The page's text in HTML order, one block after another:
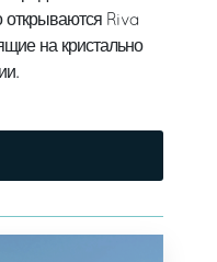
Riva
на кристально